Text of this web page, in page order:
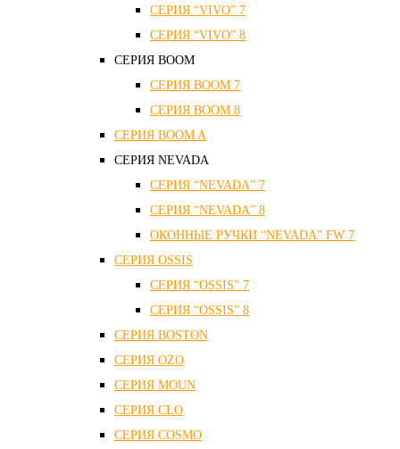
СЕРИЯ “VIVO” 7
СЕРИЯ “VIVO” 8
СЕРИЯ ВOOM
СЕРИЯ ВOOM 7
СЕРИЯ ВOOM 8
СЕРИЯ ВOOM A
СЕРИЯ NEVADA
СЕРИЯ “NEVADA” 7
СЕРИЯ “NEVADA” 8
ОКОННЫЕ РУЧКИ “NEVADA” FW 7
СЕРИЯ OSSIS
СЕРИЯ “OSSIS” 7
СЕРИЯ “OSSIS” 8
СЕРИЯ ВOSTON
CЕРИЯ OZO
СЕРИЯ MOUN
СЕРИЯ CLO
СЕРИЯ COSMO